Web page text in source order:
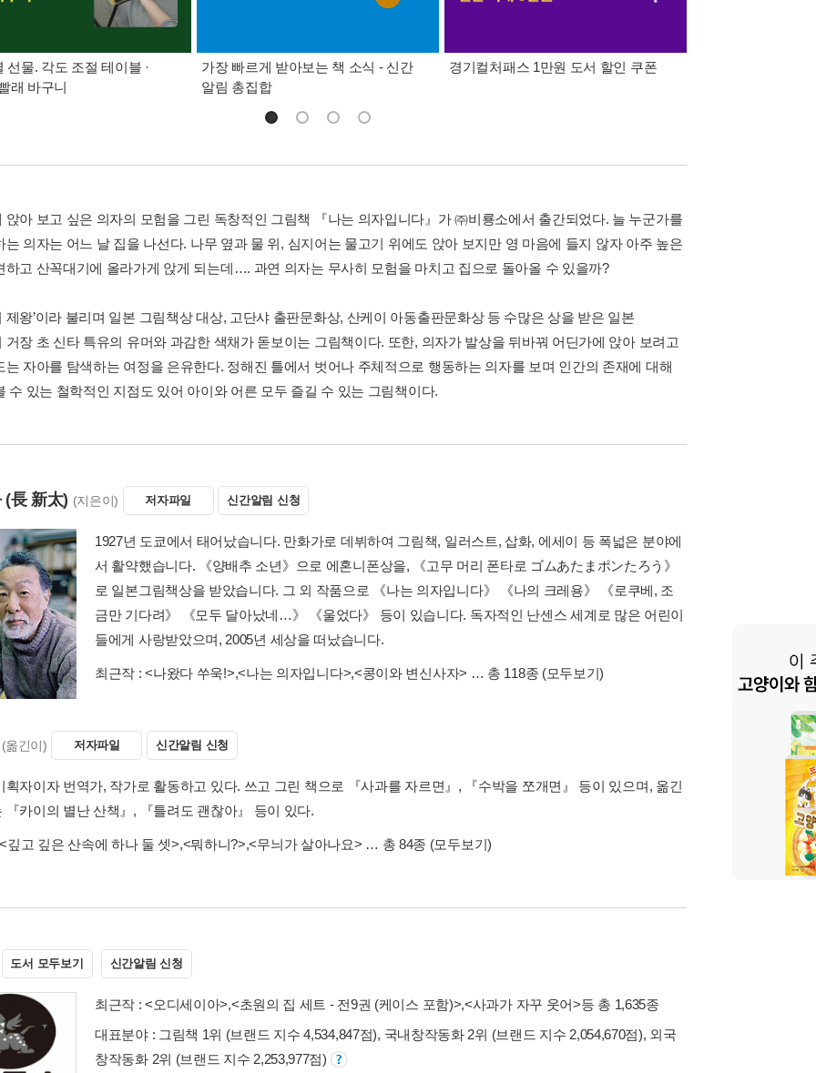
선물. 각도 조절 테이블 ·
래 바구니
가장 빠르게 받아보는 책 소식 - 신간
알림 총집합
경기컬처패스 1만원 도서 할인 쿠폰
앉아 보고 싶은 의자의 모험을 그린 독창적인 그림책 『나는 의자입니다』가 ㈜비룡소에서 출간되었다. 늘 누군가를
는 의자는 어느 날 집을 나선다. 나무 옆과 물 위, 심지어는 물고기 위에도 앉아 보지만 영 마음에 들지 않자 아주 높은
하고 산꼭대기에 올라가게 앉게 되는데…. 과연 의자는 무사히 모험을 마치고 집으로 돌아올 수 있을까?
제왕’이라 불리며 일본 그림책상 대상, 고단샤 출판문화상, 산케이 아동출판문화상 등 수많은 상을 받은 일본
거장 초 신타 특유의 유머와 과감한 색채가 돋보이는 그림책이다. 또한, 의자가 발상을 뒤바꿔 어딘가에 앉아 보려고
는 자아를 탐색하는 여정을 은유한다. 정해진 틀에서 벗어나 주체적으로 행동하는 의자를 보며 인간의 존재에 대해
수 있는 철학적인 지점도 있어 아이와 어른 모두 즐길 수 있는 그림책이다.
(長 新太) (지은이) 저자파일 신간알림 신청
1927년 도쿄에서 태어났습니다. 만화가로 데뷔하여 그림책, 일러스트, 삽화, 에세이 등 폭넓은 분야에
서 활약했습니다. 《양배추 소년》으로 에혼니폰상을, 《고무 머리 폰타로 ゴムあたまポンたろう》
로 일본그림책상을 받았습니다. 그 외 작품으로 《나는 의자입니다》 《나의 크레용》 《로쿠베, 조
금만 기다려》 《모두 달아났네…》 《울었다》 등이 있습니다. 독자적인 난센스 세계로 많은 어린이
들에게 사랑받았으며, 2005년 세상을 떠났습니다.
최근작 :<나왔다 쑤욱!>,<나는 의자입니다>,<콩이와 변신사자> … 총 118종 (모두보기)
(옮긴이) 저자파일 신간알림 신청
획자이자 번역가, 작가로 활동하고 있다. 쓰고 그린 책으로 『사과를 자르면』, 『수박을 쪼개면』 등이 있으며, 옮긴
『카이의 별난 산책』, 『틀려도 괜찮아』 등이 있다.
<깊고 깊은 산속에 하나 둘 셋>,<뭐하니?>,<무늬가 살아나요> … 총 84종 (모두보기)
도서 모두보기 신간알림 신청
최근작 :<오디세이아>,<초원의 집 세트 - 전9권 (케이스 포함)>,<사과가 자꾸 웃어>등 총 1,635종
대표분야 : 그림책 1위 (브랜드 지수 4,534,847점), 국내창작동화 2위 (브랜드 지수 2,054,670점), 외국
창작동화 2위 (브랜드 지수 2,253,977점)